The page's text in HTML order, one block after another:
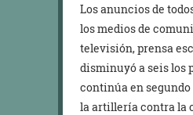
Los anuncios de
los medios de
televisión, prensa
disminuyó a seis los
continúa en segundo
la artillería contra la